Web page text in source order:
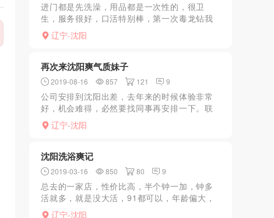
进门都是先洗澡，用品都是一次性的，很卫
生，服务很好，口活特别棒，第一次毒龙钻我
就遭不住，柰子特别大。推荐
辽宁-沈阳
再次来沈阳爽气质妹子
2019-08-16 857 121 9
公司安排到沈阳出差，去年来的时候体验非常
好，机会难得，必然要找同事再安排一下。联
系上了之后，气质不凡，笑容非常甜美风，安
全性很好。进入房间，开始鸳鸯戏水，妹子洗
辽宁-沈阳
沈阳洗浴爽记
2019-03-16 850 80 9
总去的一家店，性价比高，半个钟一加，钟多
活就多，就是没大活，91都可以，年龄偏大，
颜值身材还行。洗澡后，上三楼，有时候是包
辽宁-沈阳